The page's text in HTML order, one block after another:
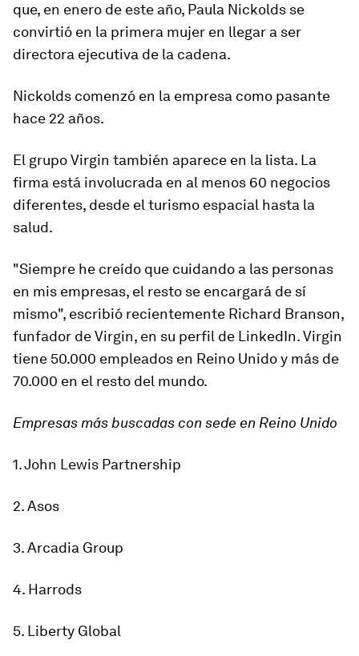
que, en enero de este año, Paula Nickolds se
convirtió en la primera mujer en llegar a ser
directora ejecutiva de la cadena.
Nickolds comenzó en la empresa como pasante
hace 22 años.
El grupo Virgin también aparece en la lista. La
firma está involucrada en al menos 60 negocios
diferentes, desde el turismo espacial hasta la
salud.
"Siempre he creído que cuidando a las personas
en mis empresas, el resto se encargará de sí
mismo", escribió recientemente Richard Branson,
funfador de Virgin, en su perfil de LinkedIn. Virgin
tiene 50.000 empleados en Reino Unido y más de
70.000 en el resto del mundo.
Empresas más buscadas con sede en Reino Unido
1. John Lewis Partnership
2. Asos
3. Arcadia Group
4. Harrods
5. Liberty Global